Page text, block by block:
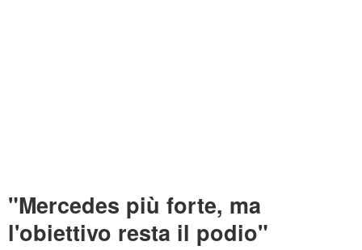
"Mercedes più forte, ma
l'obiettivo resta il podio"